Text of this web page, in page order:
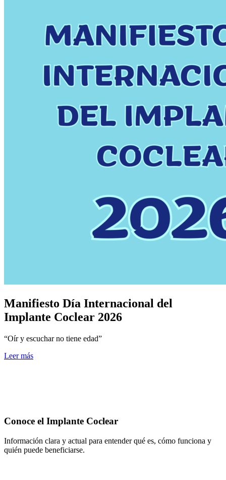
Manifiesto Día Internacional del
Implante Coclear 2026
“Oír y escuchar no tiene edad”
Leer más
Conoce el Implante Coclear
Información clara y actual para entender qué es, cómo funciona y
quién puede beneficiarse.